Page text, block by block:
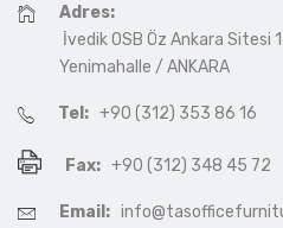
Adres:
İvedik OSB Öz Ankara Sitesi
Yenimahalle / ANKARA
Tel: +90 (312) 353 86 16
Fax: +90 (312) 348 45 72
Email: